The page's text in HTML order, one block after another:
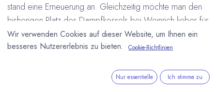
stand eine Erneuerung an. Gleichzeitig möchte man den
bisherigen Platz des Dampfkessels bei Weinrich lieber für
die Produktion nutzen. Sobald das neue Kraftwerk fertig
ist, wird die Schokoladenproduktion für eine Woche
Danach wird dann wieder in drei Schichten Schokolade
produziert. Bis zu 100 Tonnen Fertigware pro Tag stellt
Wir verwenden Cookies auf dieser Website, um Ihnen ein
besseres Nutzererlebnis zu bieten.
Cookie-Richtlinien
Nur essentielle Ich stimme zu